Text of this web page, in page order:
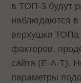
в ТОП-3 будут
наблюдаются в
верхушки ТОПа
факторов,
сайта (E-A-T).
параметры